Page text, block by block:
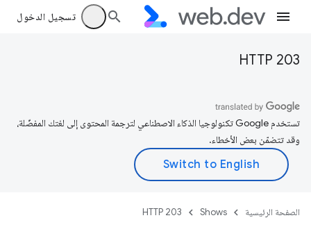
تسجيل الدخول
HTTP 203
تستخدم Google تكنولوجيا الذكاء الاصطناعي لترجمة المحتوى إلى لغتك المفضّلة،
وقد تتضمّن بعض الأخطاء.
الصفحة الرئيسية Shows
HTTP 203